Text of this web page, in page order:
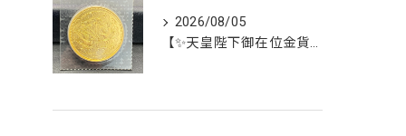
2026/08/05
【✨天皇陛下御在位金貨✨】を買い取らせて頂きました😊